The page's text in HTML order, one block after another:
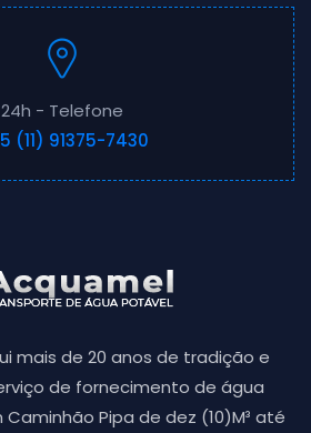
24h - Telefone
(11) 91375-7430
mais de 20 anos de tradição e
de fornecimento de água
Pipa de dez (10)M³ até